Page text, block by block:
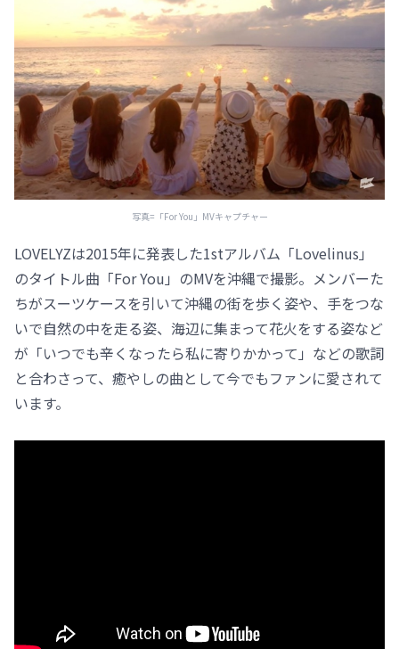
写真=「For You」MVキャプチャー
LOVELYZは2015年に発表した1stアルバム「Lovelinus」
のタイトル曲「For You」のMVを沖縄で撮影。メンバーた
ちがスーツケースを引いて沖縄の街を歩く姿や、手をつな
いで自然の中を走る姿、海辺に集まって花火をする姿など
が「いつでも辛くなったら私に寄りかかって」などの歌詞
と合わさって、癒やしの曲として今でもファンに愛されて
います。